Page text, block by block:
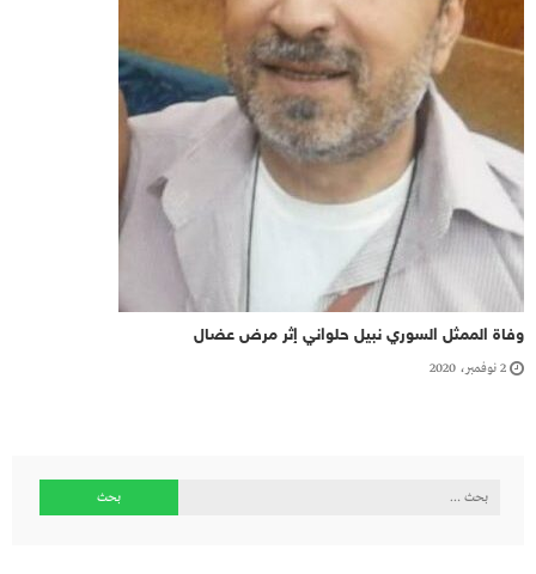
وفاة الممثل السوري نبيل حلواني إثر مرض عضال
2 نوفمبر، 2020
البحث